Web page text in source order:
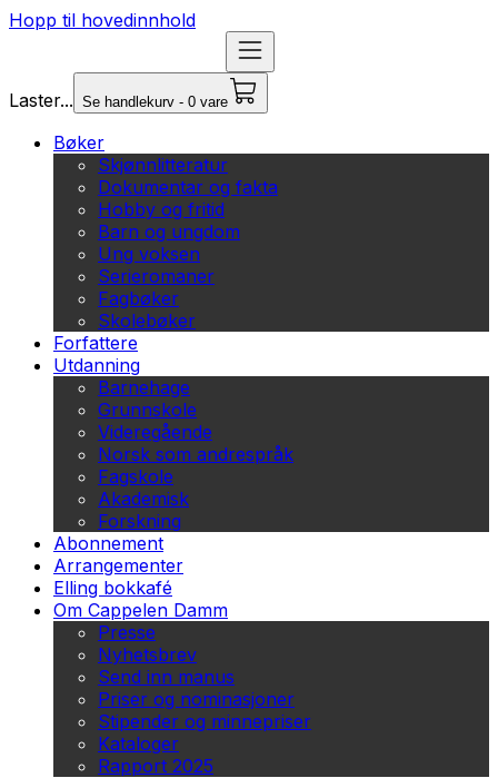
Hopp til hovedinnhold
Laster... Se handlekurv - 0 vare
Bøker
Skjønnlitteratur
Dokumentar og fakta
Hobby og fritid
Barn og ungdom
Ung voksen
Serieromaner
Fagbøker
Skolebøker
Forfattere
Utdanning
Barnehage
Grunnskole
Videregående
Norsk som andrespråk
Fagskole
Akademisk
Forskning
Abonnement
Arrangementer
Elling bokkafé
Om Cappelen Damm
Presse
Nyhetsbrev
Send inn manus
Priser og nominasjoner
Stipender og minnepriser
Kataloger
Rapport 2025